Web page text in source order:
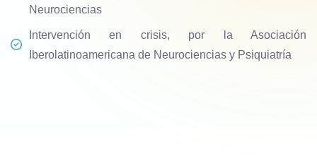
Neurociencias
Intervención en crisis, por la Asociación
Iberolatinoamericana de Neurociencias y Psiquiatría